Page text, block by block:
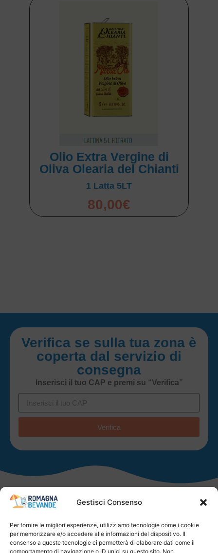
Gestisci Consenso
Per fornire le migliori esperienze, utilizziamo tecnologie come i cookie
per memorizzare e/o accedere alle informazioni del dispositivo. Il
consenso a queste tecnologie ci permetterà di elaborare dati come il
comportamento di navigazione o ID unici su questo sito. Non
Olio Extra Vergine di
Oliva Olearia del Chianti
1 Latta 5LT
80,00€
Verifica se sulla tua zona è
coperta dal servizio di
consegna
Inserisci il tuo CAP e premi su “Verifica”
Verifica
Distribuzione bevande a
domicilio a privati
Condizioni Generali
di Vendita